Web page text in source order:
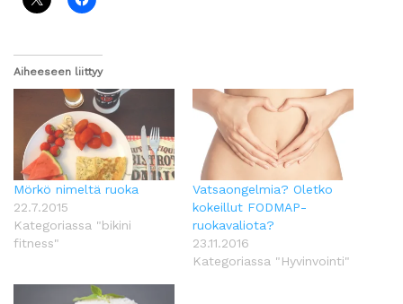
Aiheeseen liittyy
Mörkö nimeltä ruoka
22.7.2015
Kategoriassa "bikini
fitness"
Vatsaongelmia? Oletko
kokeillut FODMAP-
ruokavaliota?
23.11.2016
Kategoriassa "Hyvinvointi"